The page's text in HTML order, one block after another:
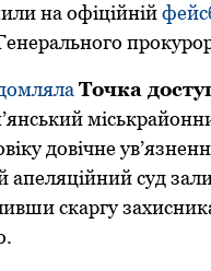
на офіційній
Точка
довічне
апеляційний суд
скаргу